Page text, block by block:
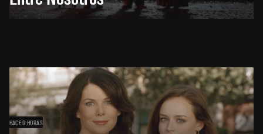
HACE 9 HORAS